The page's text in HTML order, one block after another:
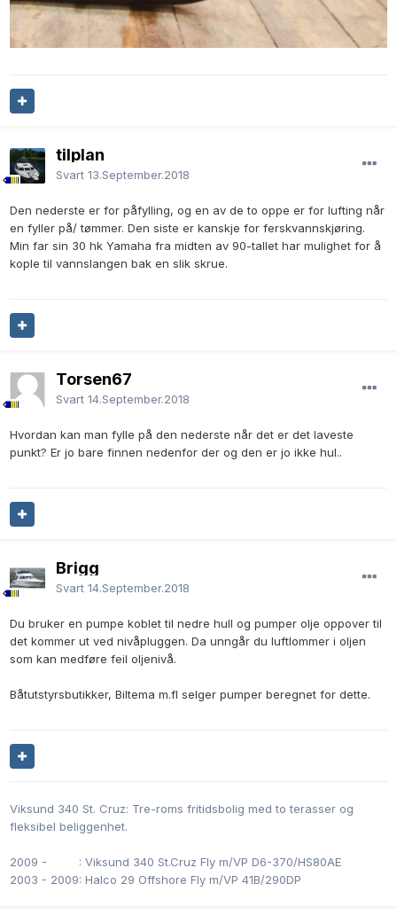
tilplan
Svart 13.September.2018
Den nederste er for påfylling, og en av de to oppe er for lufting når
en fyller på/ tømmer. Den siste er kanskje for ferskvannskjøring.
Min far sin 30 hk Yamaha fra midten av 90-tallet har mulighet for å
kople til vannslangen bak en slik skrue.
Torsen67
Svart 14.September.2018
Hvordan kan man fylle på den nederste når det er det laveste
punkt? Er jo bare finnen nedenfor der og den er jo ikke hul..
Brigg
Svart 14.September.2018
Du bruker en pumpe koblet til nedre hull og pumper olje oppover til
det kommer ut ved nivåpluggen. Da unngår du luftlommer i oljen
som kan medføre feil oljenivå.
Båtutstyrsbutikker, Biltema m.fl selger pumper beregnet for dette.
Viksund 340 St. Cruz: Tre-roms fritidsbolig med to terasser og
fleksibel beliggenhet.
2009 -
: Viksund 340 St.Cruz Fly m/VP D6-370/HS80AE
2003 - 2009: Halco 29 Offshore Fly m/VP 41B/290DP